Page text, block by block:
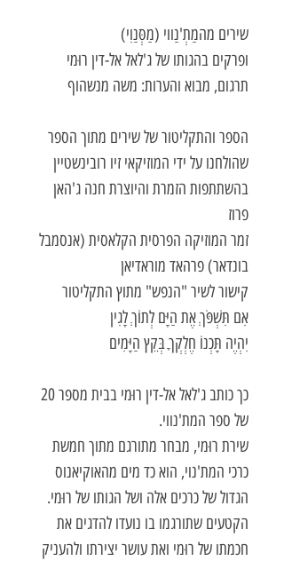
שירים מהמַתְ'נַווי (מַסְּנַוִי)
ופרקים בהגותו של ג'לאל אל-דין רוּמי
תרגום, מבוא והערות: משה מנשהוף
הספר והתקליטור של שירים מתוך הספר
שהולחנו על ידי המוזיקאי זיו רובינשטיין
בהשתתפות הזמרת והיוצרת חנה ג'האן
פרוז
זמר המוזיקה הפרסית הקלאסית (אנסמבל
בונדאר) פרהאד מוראדיאן
קישור לשיר "הנפש" מתוץ התקליטור
אִם תִּשְׁפֹּךְ אֶת הַיָּם לְתוֹךְ לָגִין
יִהְיֶה תָּכְנוֹ חֶלְקְךָ בְּקֵץ הַיָּמִים
כך כותב ג'לאל אל-דין רוּמי בבית מספר 20
של ספר המת'נווי.
שירת רוּמי, מבחר מתורגם מתוך חמשת
כרכי המת'נוי, הוא כד מים מהאוקיאנוס
הגדול של כרכים אלה ושל הגותו של רוּמי.
הקטעים שתורגמו בו נועדו להדגים את
חכמתו של רוּמי ואת עושר יצירתו ולהעניק